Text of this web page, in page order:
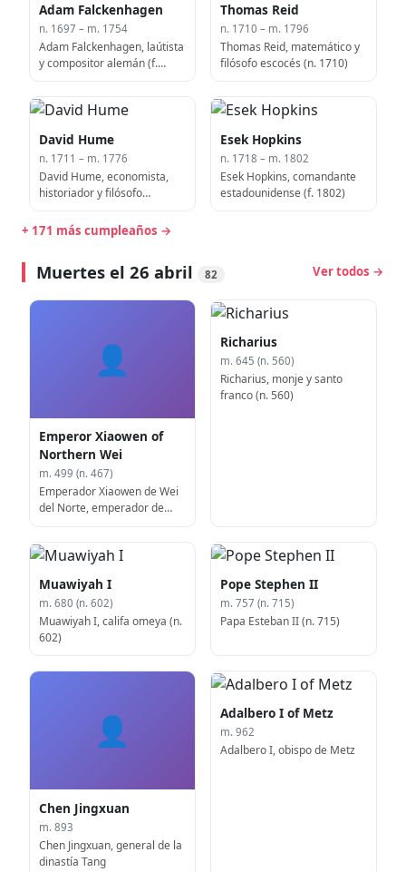
Adam Falckenhagen
n. 1697 – m. 1754
Adam Falckenhagen, laútista
y compositor alemán (f.
Thomas Reid
n. 1710 – m. 1796
Thomas Reid, matemático y
filósofo escocés (n. 1710)
David Hume
n. 1711 – m. 1776
David Hume, economista,
historiador y filósofo
Esek Hopkins
n. 1718 – m. 1802
Esek Hopkins, comandante
estadounidense (f. 1802)
+ 171 más cumpleaños →
Muertes el 26 abril 82 Ver todos →
👤
Emperor Xiaowen of
Northern Wei
m. 499 (n. 467)
Emperador Xiaowen de Wei
del Norte, emperador de
Richarius
m. 645 (n. 560)
Richarius, monje y santo
franco (n. 560)
Muawiyah I
m. 680 (n. 602)
Muawiyah I, califa omeya (n.
602)
Pope Stephen II
m. 757 (n. 715)
Papa Esteban II (n. 715)
👤
Chen Jingxuan
m. 893
Chen Jingxuan, general de la
dinastía Tang
Adalbero I of Metz
m. 962
Adalbero I, obispo de Metz